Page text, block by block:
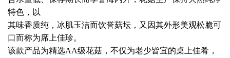
特色，以
其味香质纯，冰肌玉洁而饮誉菇坛，又因其外形美观松脆可
口而称为席上佳珍。
该款产品为精选AA级花菇，不仅为老少皆宜的桌上佳肴，